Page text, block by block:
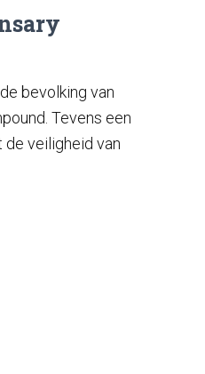
bevolking van
Tevens een
veiligheid van